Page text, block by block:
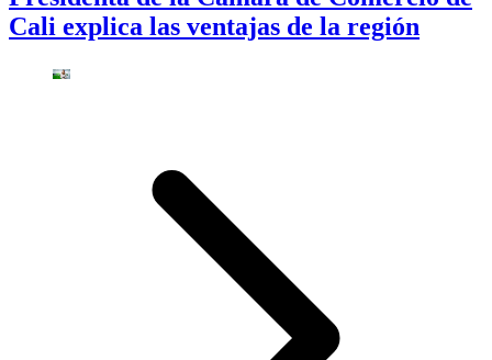
Cali explica las ventajas de la región